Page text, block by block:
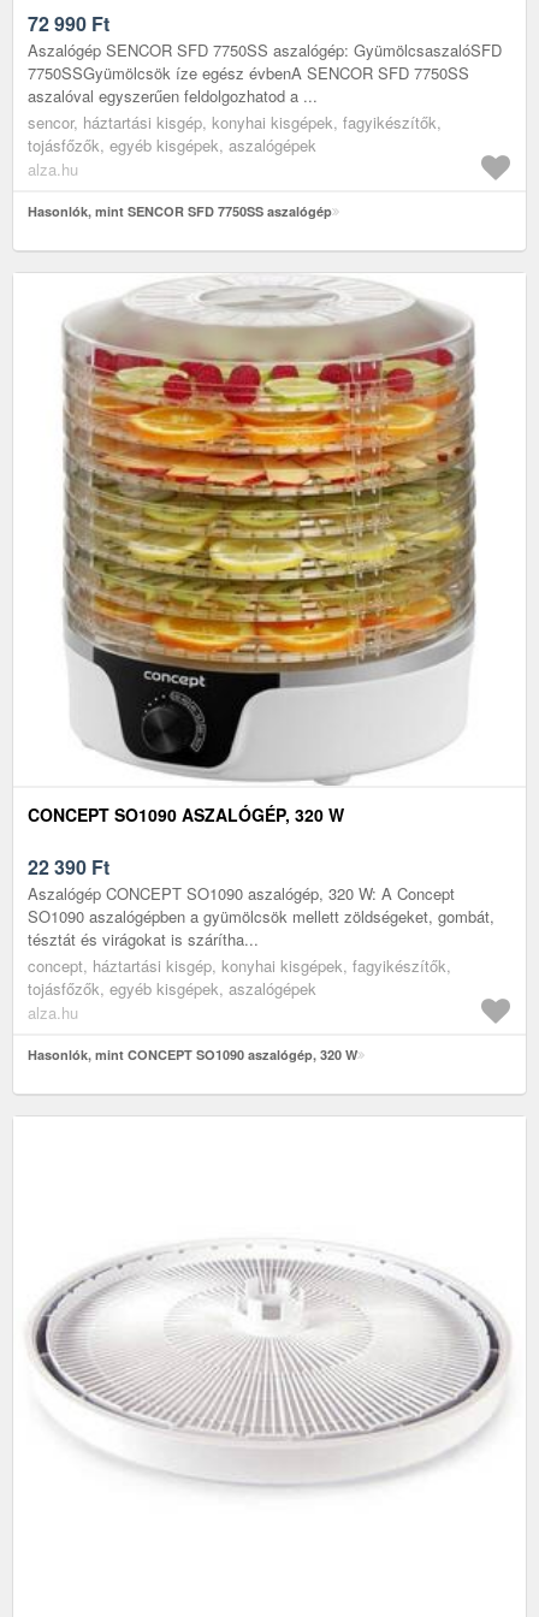
72 990 Ft
Aszalógép SENCOR SFD 7750SS aszalógép: GyümölcsaszalóSFD
7750SSGyümölcsök íze egész évbenA SENCOR SFD 7750SS
aszalóval egyszerűen feldolgozhatod a ...
sencor, háztartási kisgép, konyhai kisgépek, fagyikészítők,
tojásfőzők, egyéb kisgépek, aszalógépek
alza.hu
Hasonlók, mint SENCOR SFD 7750SS aszalógép
CONCEPT SO1090 ASZALÓGÉP, 320 W
22 390 Ft
Aszalógép CONCEPT SO1090 aszalógép, 320 W: A Concept
SO1090 aszalógépben a gyümölcsök mellett zöldségeket, gombát,
tésztát és virágokat is szárítha...
concept, háztartási kisgép, konyhai kisgépek, fagyikészítők,
tojásfőzők, egyéb kisgépek, aszalógépek
alza.hu
Hasonlók, mint CONCEPT SO1090 aszalógép, 320 W